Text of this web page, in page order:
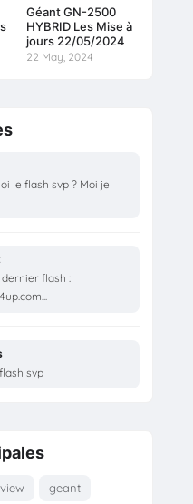
Géant GN-2500
HYBRID Les Mise à
jours 22/05/2024
22 May, 2024
le flash svp ? Moi je
flash :
svp
geant